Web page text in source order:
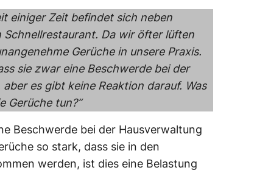
einiger Zeit befindet sich neben
Schnellrestaurant. Da wir öfter lüften
Gerüche in unsere Praxis.
sie zwar eine Beschwerde bei der
es gibt keine Reaktion darauf. Was
Gerüche tun?“
Beschwerde bei der Hausverwaltung
so stark, dass sie in den
werden, ist dies eine Belastung